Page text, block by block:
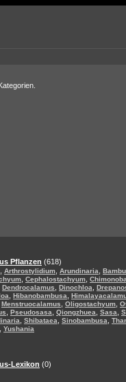
Pflanzen (618)
Arthrostylidium Arundinaria
Cephalostachyum
Dendrocalamus Dinochloa
Hibanobambusa
Menstruocalamus Oligostachyum
Pseudosasa Qiongzhuea Sasa
Shibataea Sinobambusa
Yushania
Lexikon (0)